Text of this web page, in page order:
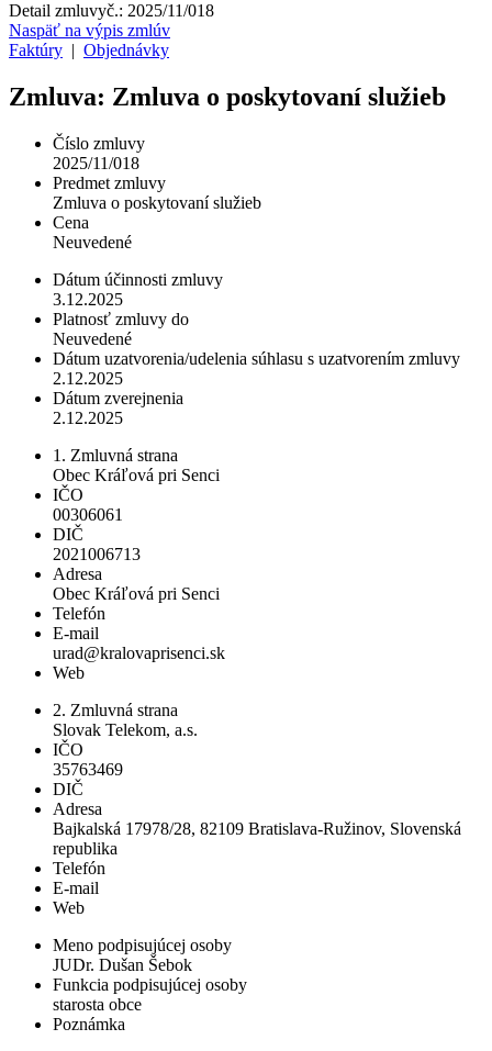
Detail zmluvyč.: 2025/11/018
Naspäť na výpis zmlúv
Faktúry
Objednávky
Zmluva: Zmluva o poskytovaní služieb
Číslo zmluvy
2025/11/018
Predmet zmluvy
Zmluva o poskytovaní služieb
Cena
Neuvedené
Dátum účinnosti zmluvy
3.12.2025
Platnosť zmluvy do
Neuvedené
Dátum uzatvorenia/udelenia súhlasu s uzatvorením zmluvy
2.12.2025
Dátum zverejnenia
2.12.2025
1. Zmluvná strana
Obec Kráľová pri Senci
IČO
00306061
DIČ
2021006713
Adresa
Obec Kráľová pri Senci
Telefón
E-mail
urad@kralovaprisenci.sk
Web
2. Zmluvná strana
Slovak Telekom, a.s.
IČO
35763469
DIČ
Adresa
Bajkalská 17978/28, 82109 Bratislava-Ružinov, Slovenská
republika
Telefón
E-mail
Web
Meno podpisujúcej osoby
JUDr. Dušan Šebok
Funkcia podpisujúcej osoby
starosta obce
Poznámka